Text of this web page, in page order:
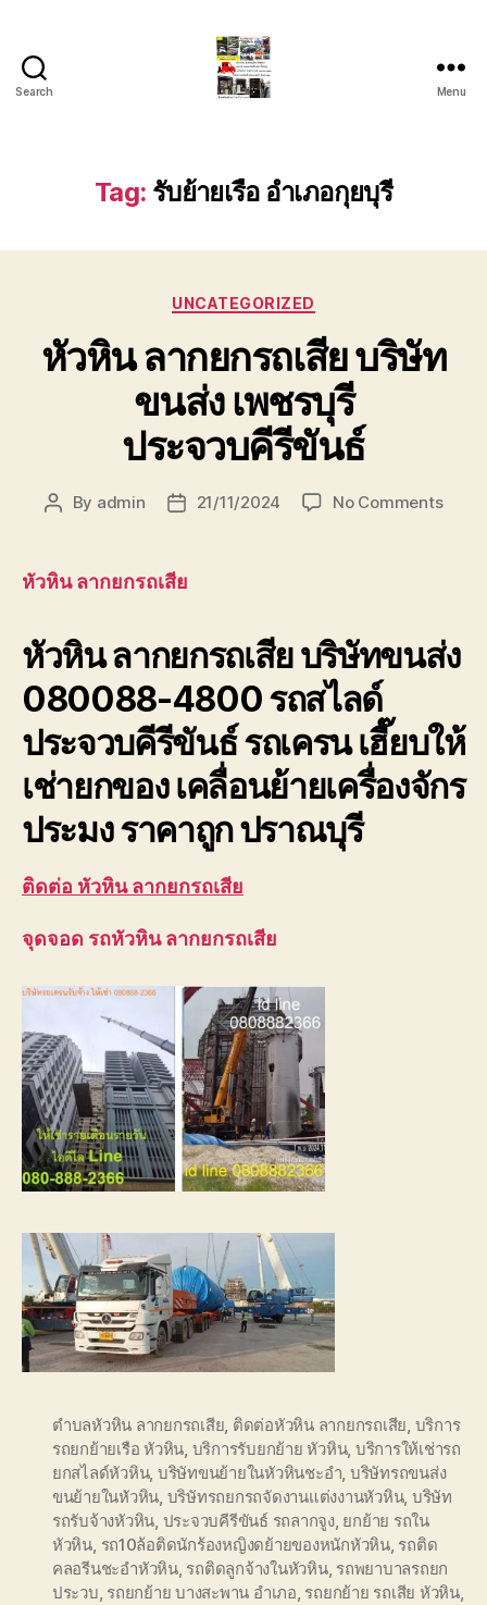
Search
สไลด์
ใน
หัวหิน
ชั่วโมง
โทร
0888000456
Menu
Tag: รับย้ายเรือ อำเภอกุยบุรี
Categories
UNCATEGORIZED
หัวหิน ลากยกรถเสีย บริษัท
ขนส่ง เพชรบุรี
ประจวบคีรีขันธ์
Post
By admin
Post21/11/2024 No Commentson
บริษัท
ขนส่ง
หัวหิน ลากยกรถเสีย
หัวหิน ลากยกรถเสียบริษัทขนส่ง
080088-4800 รถสไลด์
ประจวบคีรีขันธ์ รถเครน เฮี๊ยบให้
เช่ายกของ เคลื่อนย้ายเครื่องจักร
ประมง ราคาถูก ปราณบุรี
ติดต่อ หัวหิน ลากยกรถเสีย
จุดจอด รถหัวหิน ลากยกรถเสีย
ตำบลหัวหิน ลากยกรถเสีย, ติดต่อหัวหิน ลากยกรถเสีย, บริการ
รถยกย้ายเรือ หัวหิน, บริการรับยกย้าย หัวหิน, บริการให้เช่ารถ
ยกสไลด์หัวหิน, บริษัทขนย้ายในหัวหินชะอำ, บริษัทรถขนส่ง
ขนย้ายในหัวหิน, บริษัทรถยกรถจัดงานแต่งงานหัวหิน, บริษัท
รถรับจ้างหัวหิน, ประจวบคีรีขันธ์ รถลากจูง, ยกย้าย รถใน
หัวหิน, รถ10ล้อติดนักร้องหญิงดย้ายของหนักหัวหิน, รถติด
คลอรีนชะอำหัวหิน, รถติดลูกจ้างในหัวหิน, รถพยาบาลรถยก
ประวบ, รถยกย้าย บางสะพาน อำเภอ, รถยกย้าย รถเสีย หัวหิน,